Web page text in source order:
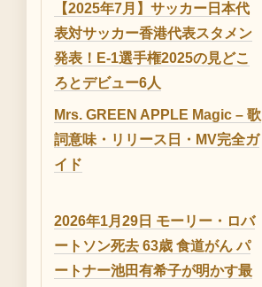
【2025年7月】サッカー日本代
表対サッカー香港代表スタメン
発表！E-1選手権2025の見どこ
ろとデビュー6人
Mrs. GREEN APPLE Magic – 歌
詞意味・リリース日・MV完全ガ
イド
2026年1月29日 モーリー・ロバ
ートソン死去 63歳 食道がん パ
ートナー池田有希子が明かす最